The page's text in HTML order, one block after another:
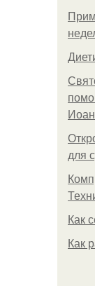
для
Как
Как